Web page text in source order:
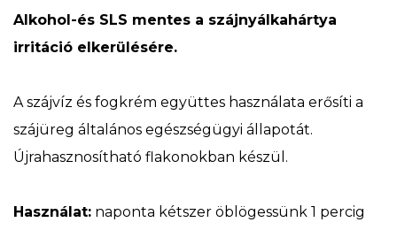
Alkohol-és SLS mentes a szájnyálkahártya
irritáció elkerülésére.
A szájvíz és fogkrém együttes használata erősíti a
szájüreg általános egészségügyi állapotát.
Újrahasznosítható flakonokban készül.
Használat: naponta kétszer öblögessünk 1 percig